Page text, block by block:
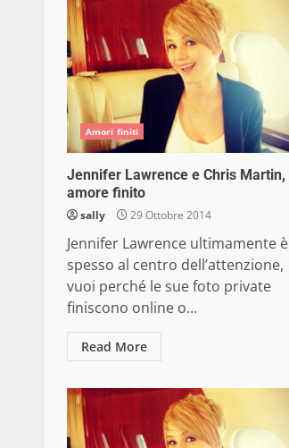
Amori finiti
Jennifer Lawrence e Chris Martin,
amore finito
sally 29 Ottobre 2014
Jennifer Lawrence ultimamente è
spesso al centro dell’attenzione,
vuoi perché le sue foto private
finiscono online o...
Read More